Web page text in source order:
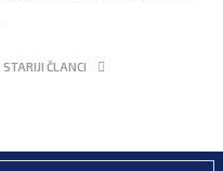
STARIJI ČLANCI